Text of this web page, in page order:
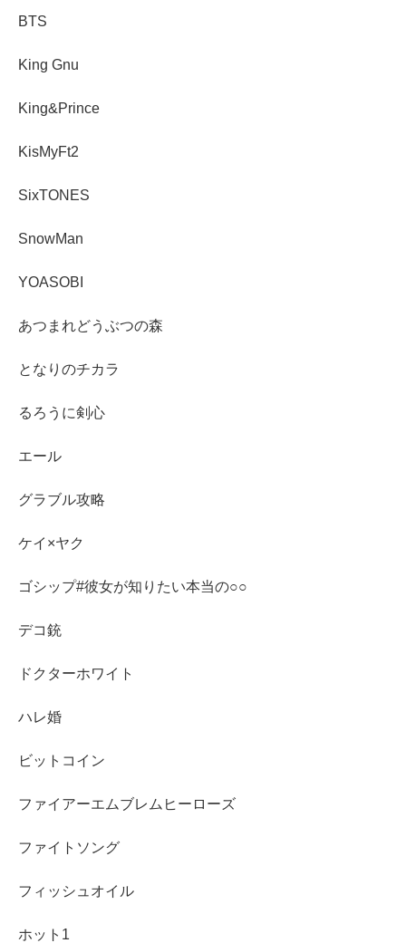
BTS
King Gnu
King&Prince
KisMyFt2
SixTONES
SnowMan
YOASOBI
あつまれどうぶつの森
となりのチカラ
るろうに剣心
エール
グラブル攻略
ケイ×ヤク
ゴシップ#彼女が知りたい本当の○○
デコ銃
ドクターホワイト
ハレ婚
ビットコイン
ファイアーエムブレムヒーローズ
ファイトソング
フィッシュオイル
ホット1